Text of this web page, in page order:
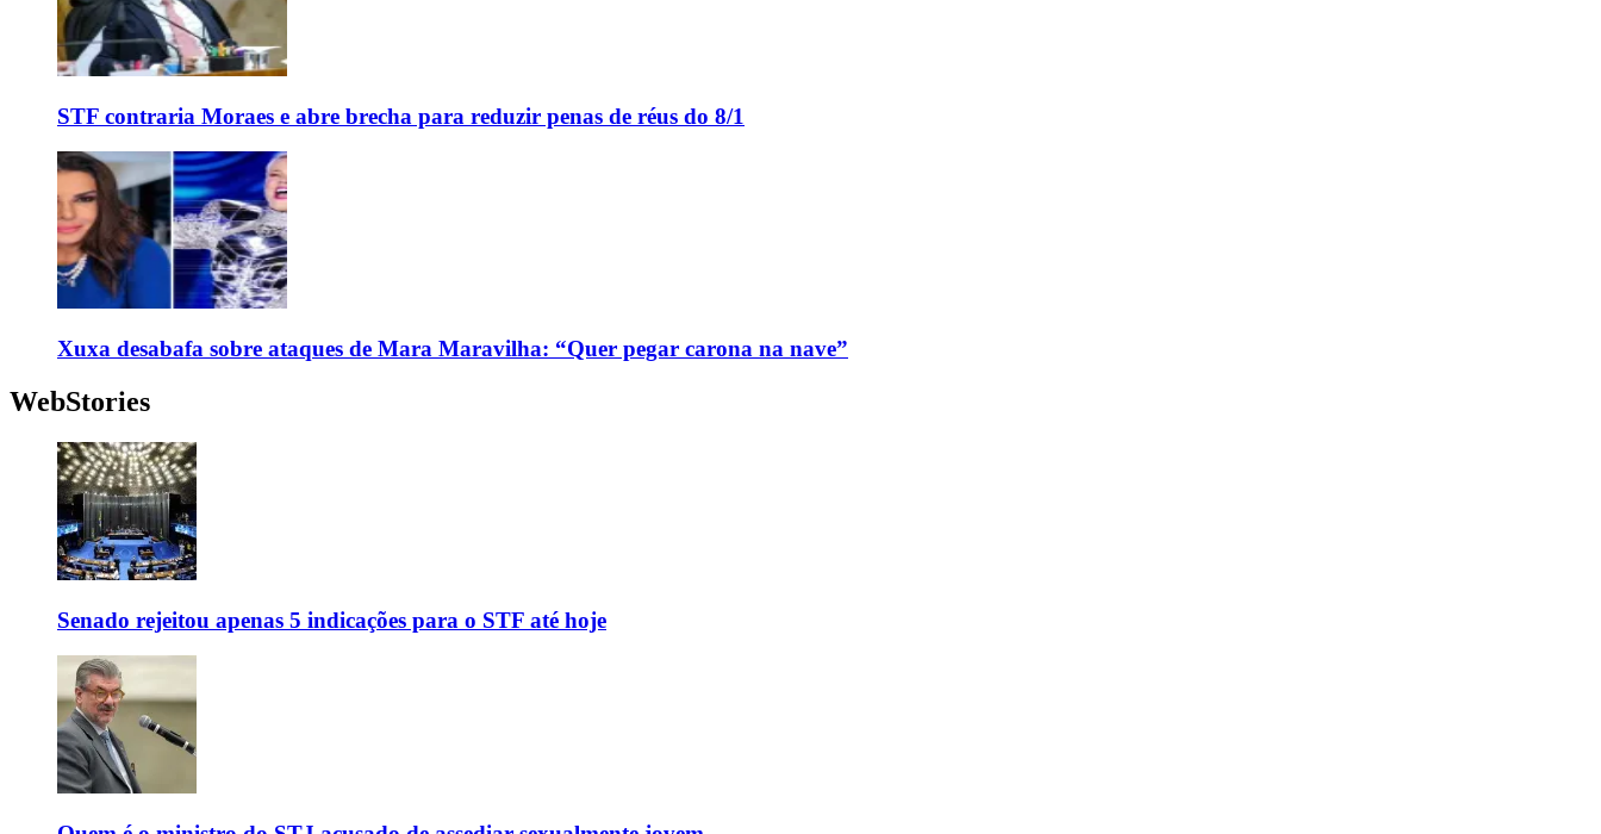
STF contraria Moraes e abre brecha para reduzir penas de réus do 8/1
Xuxa desabafa sobre ataques de Mara Maravilha: “Quer pegar carona na nave”
WebStories
Senado rejeitou apenas 5 indicações para o STF até hoje